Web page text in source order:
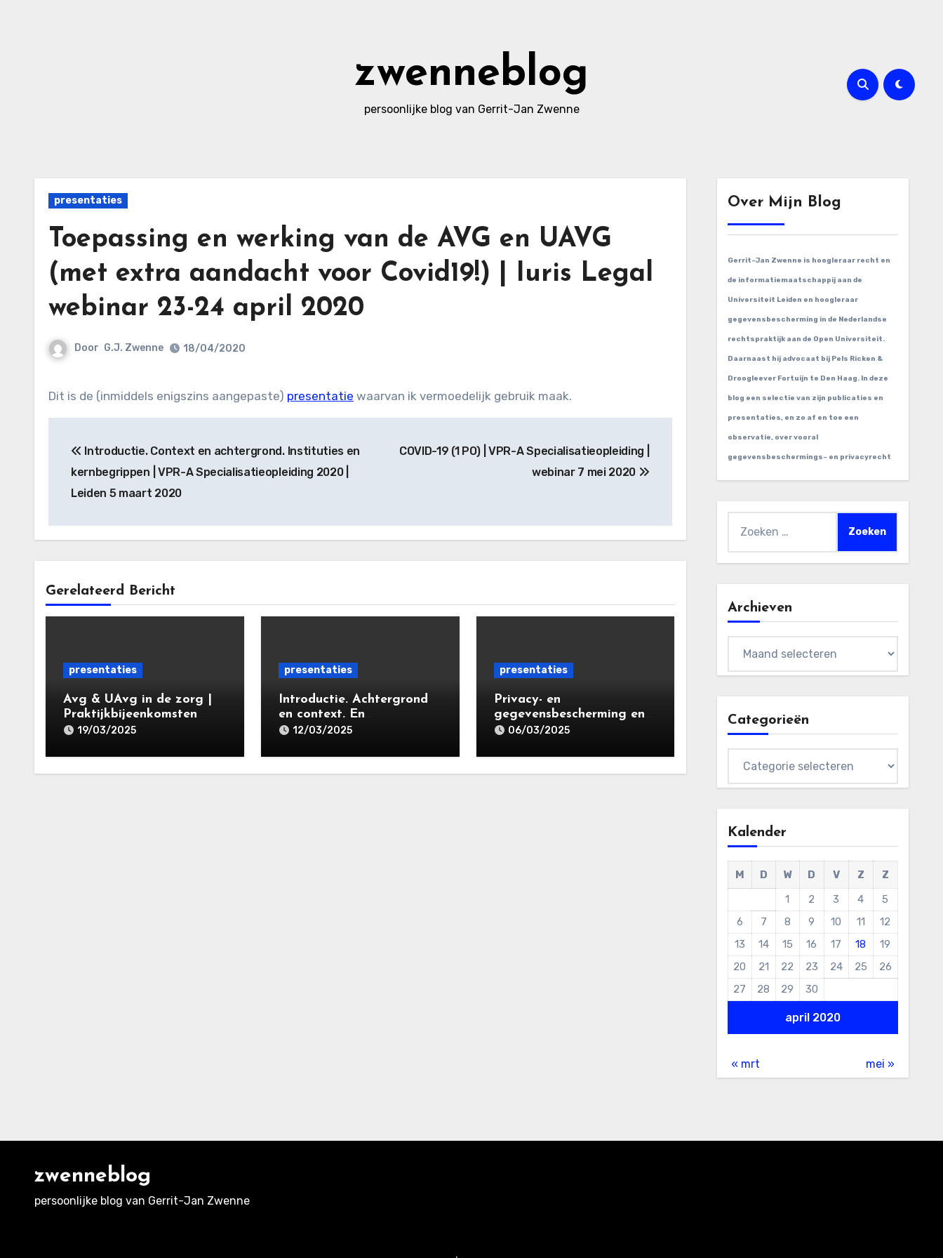
zwenneblog
persoonlijke blog van Gerrit-Jan Zwenne
presentaties
Toepassing en werking van de AVG en UAVG
(met extra aandacht voor Covid19!) | Iuris Legal
webinar 23-24 april 2020
Door G.J. Zwenne 18/04/2020
Dit is de (inmiddels enigszins aangepaste) presentatie waarvan ik vermoedelijk gebruik maak.
navigatie
Introductie. Context en achtergrond. Instituties en
kernbegrippen | VPR-A Specialisatieopleiding 2020 |
Leiden 5 maart 2020
COVID-19 (1 PO) | VPR-A Specialisatieopleiding |
webinar 7 mei 2020
Gerelateerd Bericht
presentaties
Avg & UAvg in de zorg |
Praktijkbijeenkomsten
Privacy &
de Zorg 2025 | Leiden
Law Academy 19 maart
19/03/2025
presentaties
Introductie. Achtergrond
en context. En
kernbegrippen | VPR-A
Privacy- en
gegevensbeschermingsrec
12/03/2025
presentaties
Privacy- en
gegevensbescherming en
massaclaims | Consumers
Volkshotel A’dam 6 maart
2025
06/03/2025
Over Mijn Blog
Gerrit-Jan Zwenne is hoogleraar recht en
de informatiemaatschappij aan de
Universiteit Leiden en hoogleraar
gegevensbescherming in de Nederlandse
rechtspraktijk aan de Open Universiteit.
Daarnaast hij advocaat bij Pels Ricken &
Droogleever Fortuijn te Den Haag. In deze
blog een selectie van zijn publicaties en
presentaties, en zo af en toe een
observatie, over vooral
gegevensbeschermings- en privacyrecht
naar:
Archieven
Categorieën
Kalender
april 2020
M D W D V Z
Z
1
2 3 4
5
6
7 8 9 10 11
12
13
14 15 16 17 18
19
20
21 22 23 24 25
26
27
28 29 30
« mrt mei »
zwenneblog
persoonlijke blog van Gerrit-Jan Zwenne